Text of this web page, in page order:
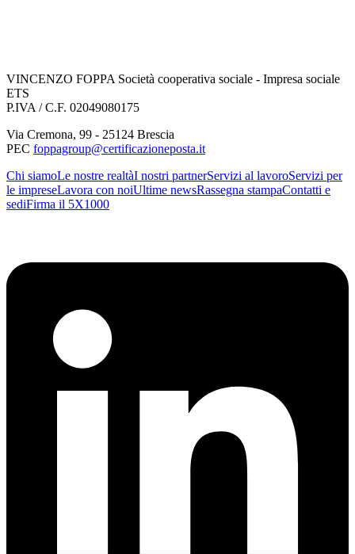
VINCENZO FOPPA Società cooperativa sociale - Impresa sociale
ETS
P.IVA / C.F. 02049080175
Via Cremona, 99 - 25124 Brescia
PEC foppagroup@certificazioneposta.it
Chi siamoLe nostre realtàI nostri partnerServizi al lavoroServizi per
le impreseLavora con noiUltime newsRassegna stampaContatti e
sediFirma il 5X1000